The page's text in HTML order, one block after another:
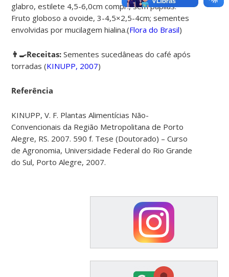
glabro, estilete 4,5-6,0cm compr., sem papilas.
Fruto globoso a ovoide, 3-4,5×2,5-4cm; sementes
envolvidas por mucilagem hialina.(Flora do Brasil)
👨‍🍳Receitas:Sementes sucedâneas do café após
torradas (KINUPP, 2007)
Referência
KINUPP, V. F. Plantas Alimentícias Não-
Convencionais da Região Metropolitana de Porto
Alegre, RS. 2007. 590 f. Tese (Doutorado) – Curso
de Agronomia, Universidade Federal do Rio Grande
do Sul, Porto Alegre, 2007.